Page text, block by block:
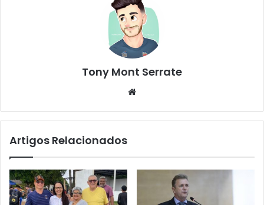
Tony Mont Serrate
te
Artigos Relacionados